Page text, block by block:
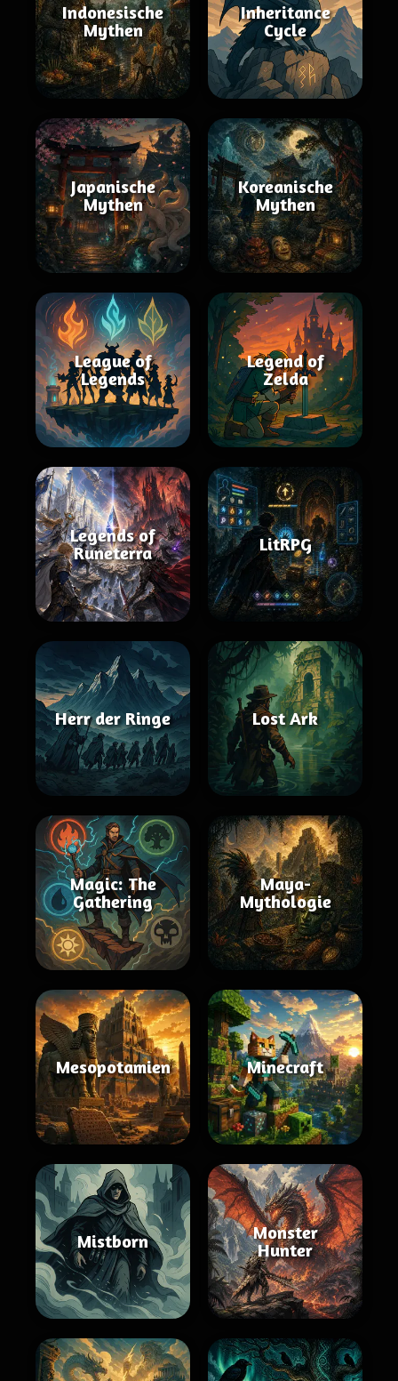
Indonesische
Mythen
Inheritance
Cycle
Japanische
Mythen
Koreanische
Mythen
League of
Legends
Legend of
Zelda
Legends of
Runeterra
LitRPG
Herr der Ringe Lost Ark
Magic: The
Gathering
Maya-
Mythologie
Mesopotamien Minecraft
Mistborn
Monster
Hunter